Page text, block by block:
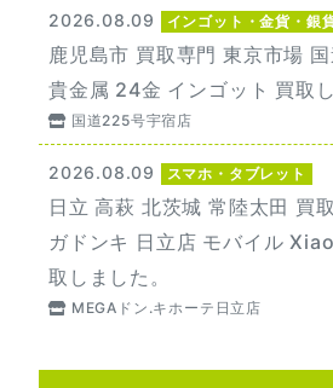
2026.08.09 インゴット・金貨・銀
鹿児島市 買取専門 東京市場
貴金属 24金 インゴット 買取し
国道225号宇宿店
2026.08.09 スマホ・タブレット
日立 高萩 北茨城 常陸太田 買
ガドンキ 日立店 モバイル
取しました。
MEGAドン.キホーテ日立店